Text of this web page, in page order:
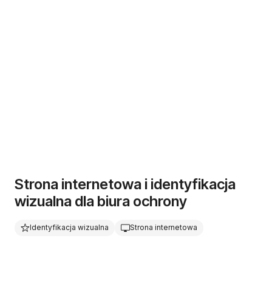
Strona internetowa i identyfikacja
wizualna dla biura ochrony
Identyfikacja wizualna Strona internetowa